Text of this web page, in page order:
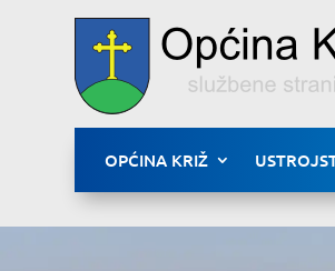
OPĆINA KRIŽ